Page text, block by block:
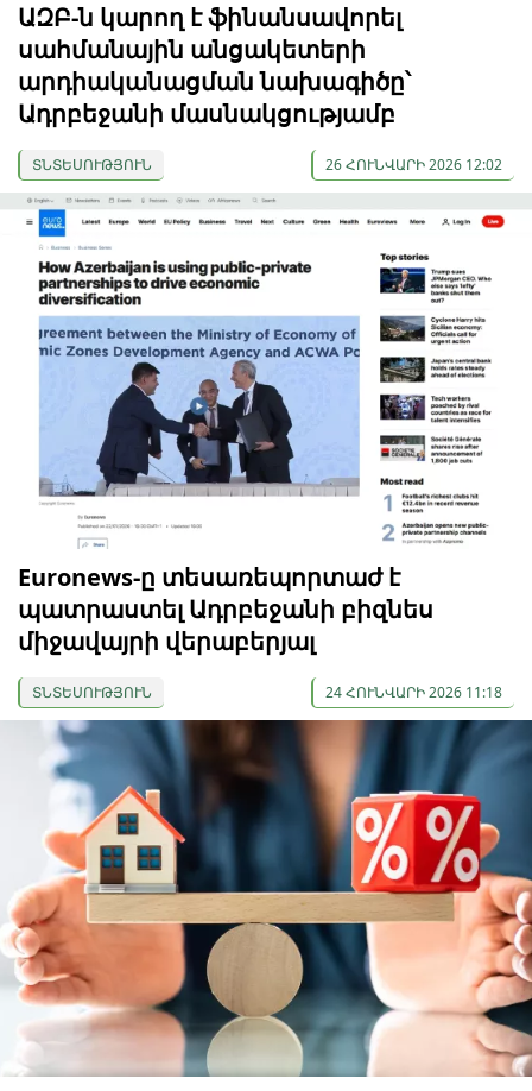
ԱԶԲ-ն կարող է ֆինանսավորել
սահմանային անցակետերի
արդիականացման նախագիծը՝
Ադրբեջանի մասնակցությամբ
ՏՆՏԵՍՈՒԹՅՈՒՆ 26 ՀՈՒՆՎԱՐԻ 2026 12:02
Euronews-ը տեսառեպորտաժ է
պատրաստել Ադրբեջանի բիզնես
միջավայրի վերաբերյալ
ՏՆՏԵՍՈՒԹՅՈՒՆ 24 ՀՈՒՆՎԱՐԻ 2026 11:18